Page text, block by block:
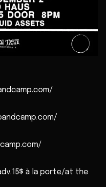
à la porte/at the